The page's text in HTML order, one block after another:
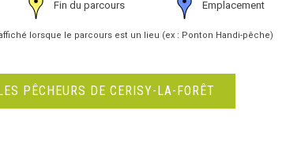
Fin du parcours Emplacement
lorsque le parcours est un lieu (ex : Ponton Handi-pêche)
PÊCHEURS DE CERISY-LA-FORÊT